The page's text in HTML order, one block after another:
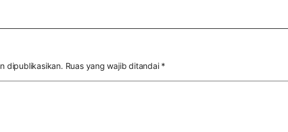
dipublikasikan. Ruas yang wajib ditandai *